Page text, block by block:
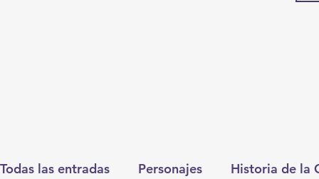
Todas las entradas Personajes Historia de la